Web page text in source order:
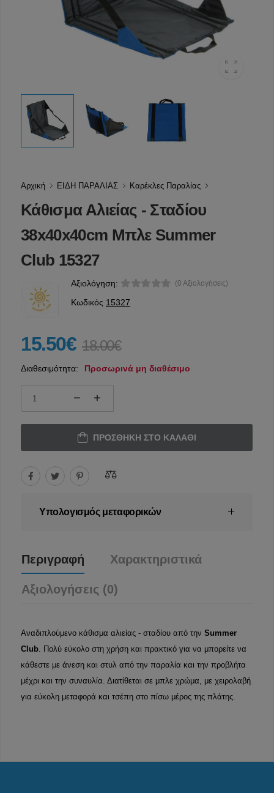
Αρχική ΕΙΔΗ ΠΑΡΑΛΙΑΣ Καρέκλες Παραλίας
Κάθισμα Αλιείας - Σταδίου
38x40x40cm Μπλε Summer
Club 15327
Αξιολόγηση: (0 Αξιολογήσεις)
Κωδικός 15327
15.50€ 18.00€
Διαθεσιμότητα: Προσωρινά μη διαθέσιμο
ΠΡΟΣΘΉΚΗ ΣΤΟ ΚΑΛΆΘΙ
Υπολογισμός μεταφορικών
Περιγραφή Χαρακτηριστικά
Αξιολογήσεις (0)
Αναδιπλούμενο κάθισμα αλιείας - σταδίου από την Summer
Club. Πολύ εύκολο στη χρήση και πρακτικό για να μπορείτε να
κάθεστε με άνεση και στυλ από την παραλία και την προβλήτα
μέχρι και την συναυλία. Διατίθεται σε μπλε χρώμα, με χειρολαβή
για εύκολη μεταφορά και τσέπη στο πίσω μέρος της πλάτης.